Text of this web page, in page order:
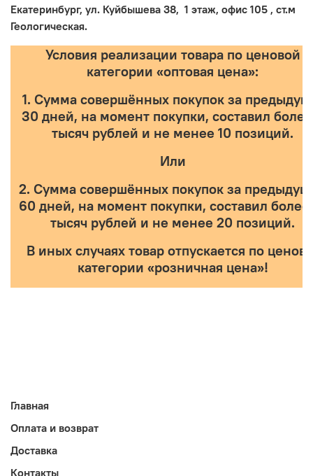
Екатеринбург, ул. Куйбышева 38, 1 этаж, офис 105 , ст.м
Геологическая.
Условия реализации товара по ценовой
категории «оптовая цена»:
1. Сумма совершённых покупок за
30 дней, на момент покупки, составил
тысяч рублей и не менее 10 позиций.
Или
2. Сумма совершённых покупок за
60 дней, на момент покупки, составил более
тысяч рублей и не менее 20 позиций.
В иных случаях товар отпускается по
категории «розничная цена»!
Главная
Оплата и возврат
Доставка
Контакты